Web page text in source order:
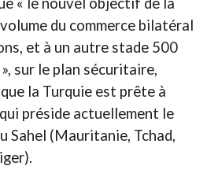
du commerce bilatéral
et à un autre stade 500
sur le plan sécuritaire,
la Turquie est prête à
préside actuellement le
Sahel (Mauritanie, Tchad,